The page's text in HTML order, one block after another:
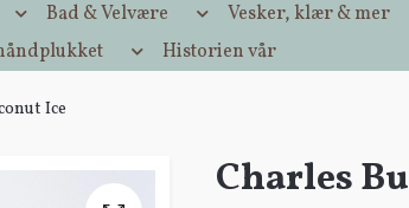
Bad & Velvære Vesker, klær & mer
Historien vår
Ice
Charles